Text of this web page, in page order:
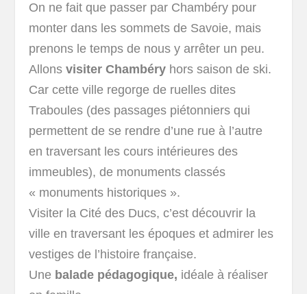
On ne fait que passer par Chambéry pour
monter dans les sommets de Savoie, mais
prenons le temps de nous y arrêter un peu.
Allonsvisiter Chambéry hors saison de ski.
Car cette ville regorge de ruelles dites
Traboules (des passages piétonniers qui
permettent de se rendre d’une rue à l’autre
en traversant les cours intérieures des
immeubles), de monuments classés
« monuments historiques ».
Visiter la Cité des Ducs, c’est découvrir la
ville en traversant les époques et admirer les
vestiges de l’histoire française.
Une balade pédagogique, idéale à réaliser